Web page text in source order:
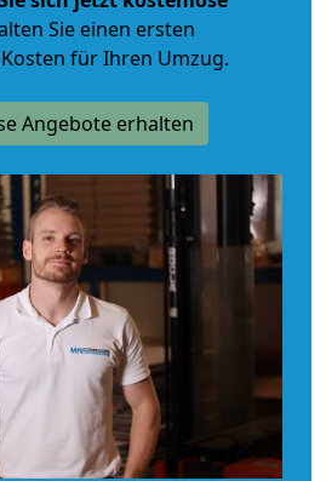
Sie einen ersten
für Ihren Umzug.
Angebote erhalten